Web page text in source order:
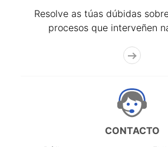
Resolve as túas dúbidas
procesos que interveñen
CONTACTO